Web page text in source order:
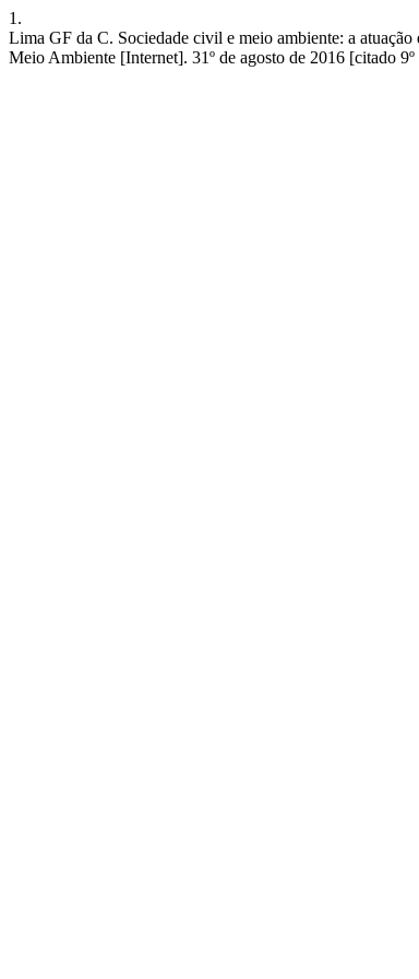
1.
Lima GF da C. Sociedade civil e meio ambiente: a
Meio Ambiente [Internet]. 31º de agosto de 2016 [citado